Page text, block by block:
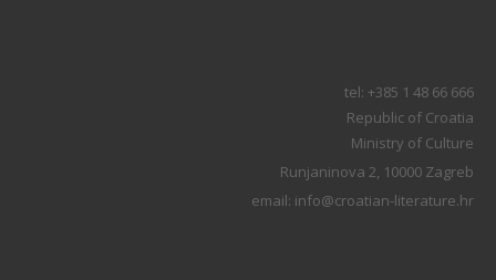
tel: +385 1 48 66 666
Republic of Croatia
Ministry of Culture
Runjaninova 2, 10000 Zagreb
email: info@croatian-literature.hr